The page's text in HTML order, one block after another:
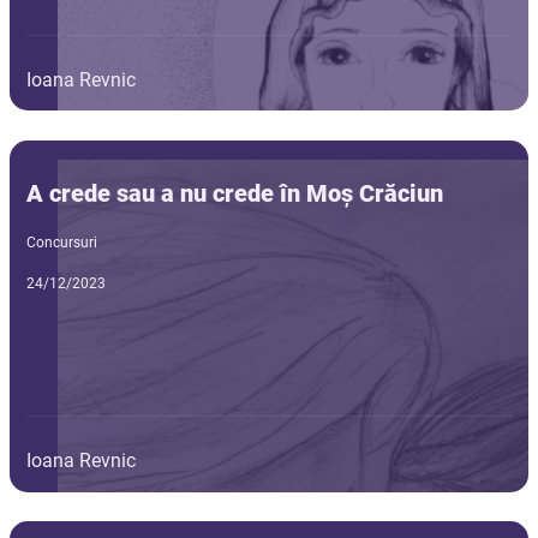
Ioana Revnic
A crede sau a nu crede în Moș Crăciun
Concursuri
24/12/2023
Ioana Revnic